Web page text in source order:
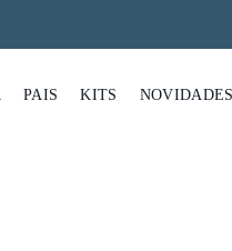
PAIS KITS NOVIDADES